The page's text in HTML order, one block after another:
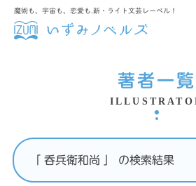
魔術も、宇宙も、恋愛も.新・ライト文芸レーベル！
著者一覧
「 呑兵衛和尚 」 の検索結果